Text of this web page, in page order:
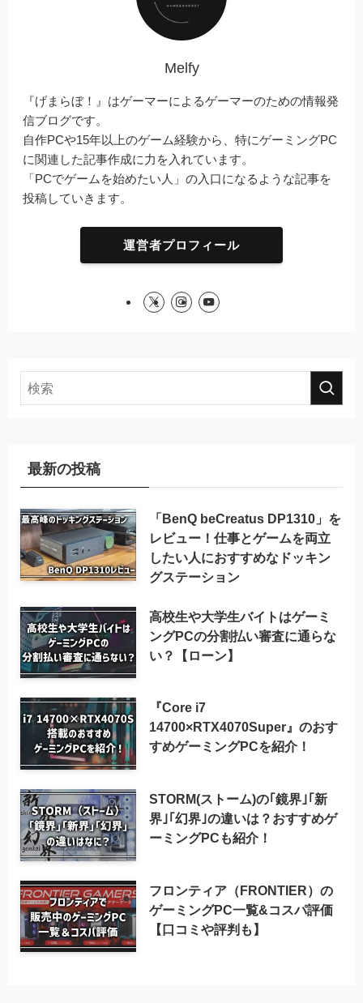
Melfy
『げまらぼ！』はゲーマーによるゲーマーのための情報発
信ブログです。
自作PCや15年以上のゲーム経験から、特にゲーミングPC
に関連した記事作成に力を入れています。
「PCでゲームを始めたい人」の入口になるような記事を
投稿していきます。
運営者プロフィール
最新の投稿
「BenQ beCreatus DP1310」を
レビュー！仕事とゲームを両立
したい人におすすめなドッキン
グステーション
高校生や大学生バイトはゲーミ
ングPCの分割払い審査に通らな
い？【ローン】
『Core i7
14700×RTX4070Super』のおす
すめゲーミングPCを紹介！
STORM(ストーム)の｢鏡界｣｢新
界｣｢幻界｣の違いは？おすすめゲ
ーミングPCも紹介！
フロンティア（FRONTIER）の
ゲーミングPC一覧&コスパ評価
【口コミや評判も】